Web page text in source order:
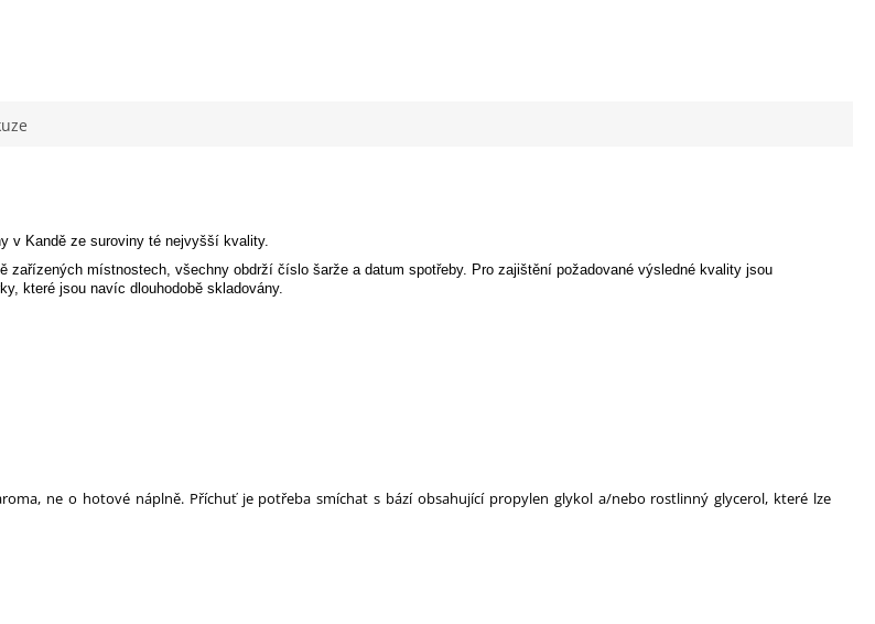
v Kandě ze suroviny té nejvyšší kvality.
zařízených místnostech, všechny obdrží číslo šarže a datum spotřeby. Pro zajištění požadované výsledné kvality jsou
které jsou navíc dlouhodobě skladovány.
ne o hotové náplně. Příchuť je potřeba smíchat s bází obsahující propylen glykol a/nebo rostlinný glycerol, které lze